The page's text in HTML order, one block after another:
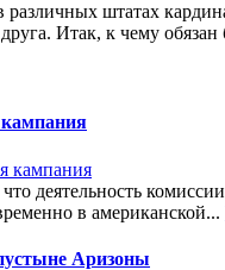
штатах
Итак, к чему обязан
деятельность
в американской...
Аризоны